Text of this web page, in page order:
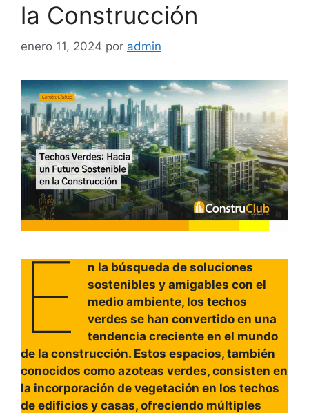
la Construcción
enero 11, 2024 por admin
E
n la búsqueda de soluciones
sostenibles y amigables con el
medio ambiente, los techos
verdes se han convertido en una
tendencia creciente en el mundo
de la construcción. Estos espacios, también
conocidos como azoteas verdes, consisten en
la incorporación de vegetación en los techos
de edificios y casas, ofreciendo múltiples